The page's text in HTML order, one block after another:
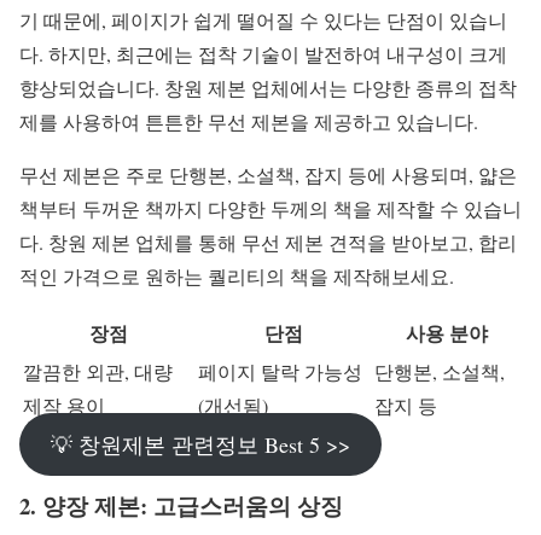
기 때문에, 페이지가 쉽게 떨어질 수 있다는 단점이 있습니
다. 하지만, 최근에는 접착 기술이 발전하여 내구성이 크게
향상되었습니다. 창원 제본 업체에서는 다양한 종류의 접착
제를 사용하여 튼튼한 무선 제본을 제공하고 있습니다.
무선 제본은 주로 단행본, 소설책, 잡지 등에 사용되며, 얇은
책부터 두꺼운 책까지 다양한 두께의 책을 제작할 수 있습니
다. 창원 제본 업체를 통해 무선 제본 견적을 받아보고, 합리
적인 가격으로 원하는 퀄리티의 책을 제작해보세요.
장점 단점 사용 분야
깔끔한 외관, 대량
제작 용이
페이지 탈락 가능성
(개선됨)
단행본, 소설책,
잡지 등
💡 창원제본 관련정보 Best 5 >>
2. 양장 제본: 고급스러움의 상징